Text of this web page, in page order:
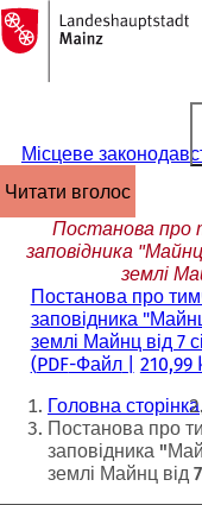
Перейти до змісту
На
головну
сторінку
Місцеве
читати вголос
Постанова про
заповідника
землі
Постанова про
заповідника
землі Майнц від 7
PDF-Файл 210,99
Ти
тут:
Головна сторінка
Постанова про
заповідника
землі Майнц від